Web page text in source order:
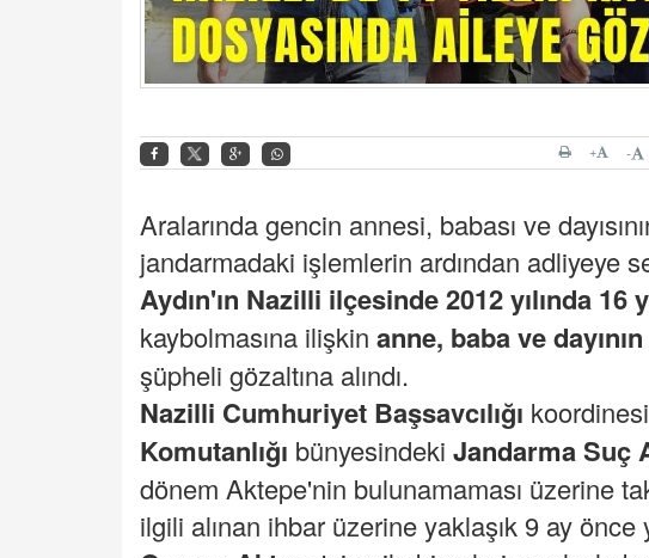
-
+
Aralarında gencin annesi, babası ve
jandarmadaki işlemlerin ardından adliyeye
Aydın'ın Nazilli ilçesinde 2012 yılında
kaybolmasına ilişkin anne, baba ve dayının
şüpheli gözaltına alındı.
Nazilli Cumhuriyet Başsavcılığı
Komutanlığı bünyesindeki JandarmaSuç
dönem Aktepe'nin bulunamaması üzerine
ilgili alınan ihbar üzerine yaklaşık 9 ay önce